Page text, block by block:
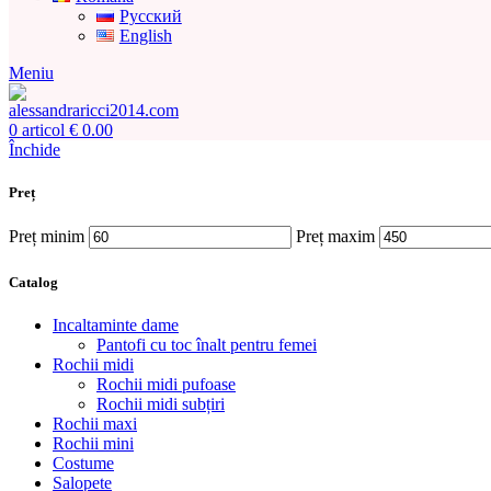
Русский
English
Meniu
0 articol € 0.00
Închide
Preț
Preț minim Preț maxim
Catalog
Incaltaminte dame
Pantofi cu toc înalt pentru femei
Rochii midi
Rochii midi pufoase
Rochii midi subțiri
Rochii maxi
Rochii mini
Costume
Salopete